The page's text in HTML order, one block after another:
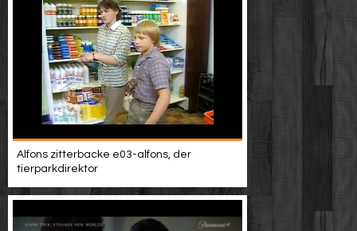
Alfons zitterbacke e03-alfons, der
tierparkdirektor